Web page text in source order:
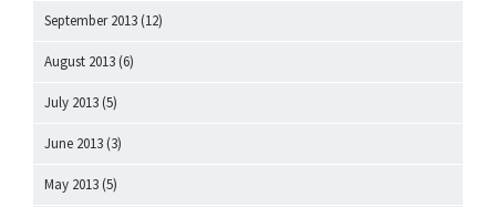
September 2013 (12)
August 2013 (6)
July 2013 (5)
June 2013 (3)
May 2013 (5)